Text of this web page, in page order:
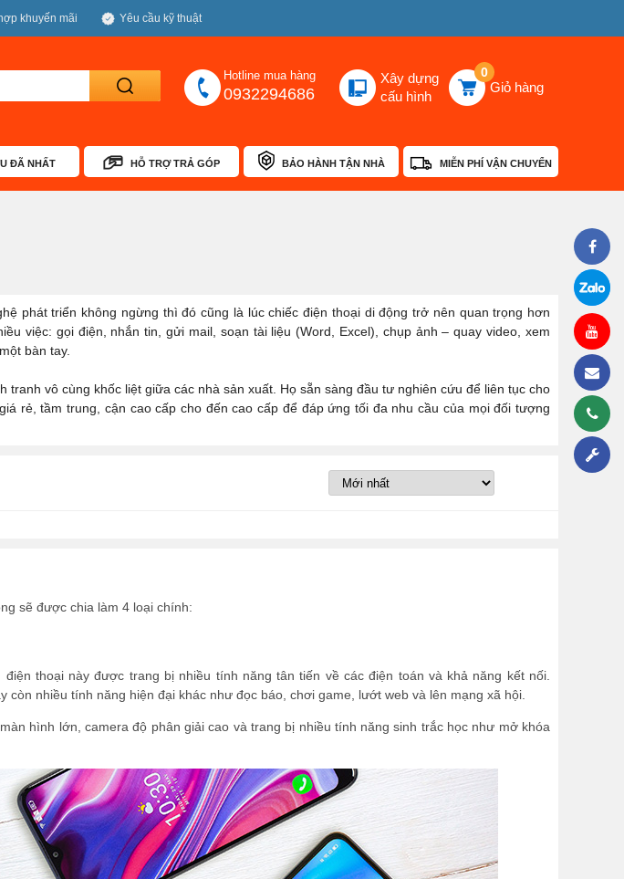
khuyến mãi Yêu cầu kỹ thuật
Tìm
Hotline mua hàng
0932294686
Xây dựng
cấu hình
Giỏ hàng
0
ĐÃ NHẤT HỖ TRỢ TRẢ GÓP BẢO HÀNH TẬN NHÀ MIỄN PHÍ VẬN CHUYỂN
phát triển không ngừng thì đó cũng là lúc chiếc điện thoại di động trở nên quan trọng hơn
việc: gọi điện, nhắn tin, gửi mail, soạn tài liệu (Word, Excel), chụp ảnh – quay video, xem
bàn tay.
vô cùng khốc liệt giữa các nhà sản xuất. Họ sẵn sàng đầu tư nghiên cứu để liên tục cho
rẻ, tầm trung, cận cao cấp cho đến cao cấp để đáp ứng tối đa nhu cầu của mọi đối tượng
sẽ được chia làm 4 loại chính:
thoại này được trang bị nhiều tính năng tân tiến về các điện toán và khả năng kết nối.
còn nhiều tính năng hiện đại khác như đọc báo, chơi game, lướt web và lên mạng xã hội.
hình lớn, camera độ phân giải cao và trang bị nhiều tính năng sinh trắc học như mở khóa